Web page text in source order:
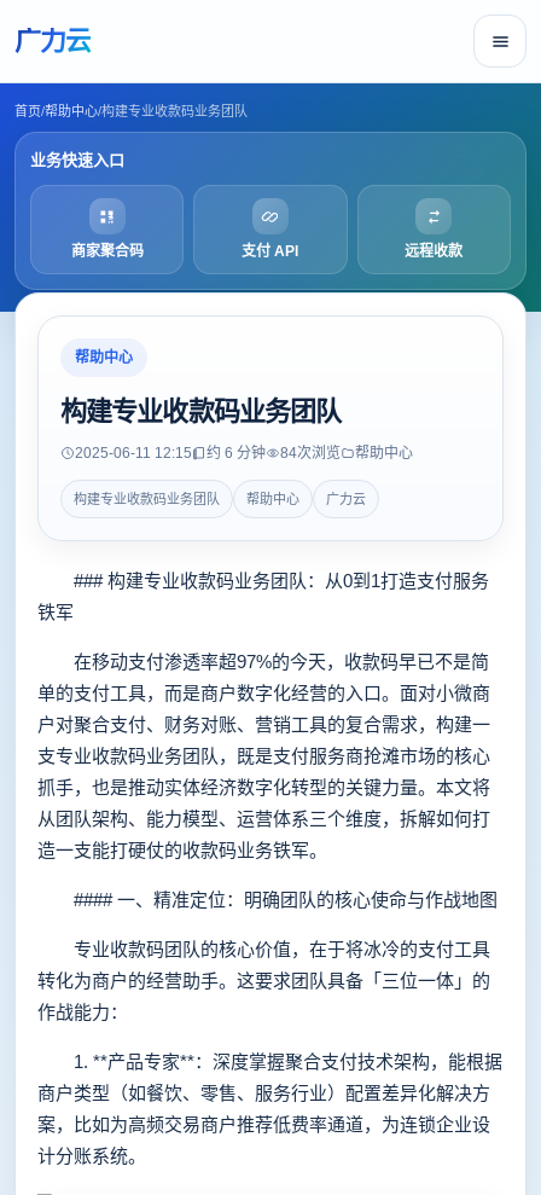
广力云
首页/帮助中心/构建专业收款码业务团队
业务快速入口
商家聚合码 支付 API 远程收款
帮助中心
构建专业收款码业务团队
2025-06-11 12:15 约 6 分钟 84次浏览 帮助中心
构建专业收款码业务团队 帮助中心 广力云
### 构建专业收款码业务团队：从0到1打造支付服务
铁军
在移动支付渗透率超97%的今天，收款码早已不是简
单的支付工具，而是商户数字化经营的入口。面对小微商
户对聚合支付、财务对账、营销工具的复合需求，构建一
支专业收款码业务团队，既是支付服务商抢滩市场的核心
抓手，也是推动实体经济数字化转型的关键力量。本文将
从团队架构、能力模型、运营体系三个维度，拆解如何打
造一支能打硬仗的收款码业务铁军。
#### 一、精准定位：明确团队的核心使命与作战地图
专业收款码团队的核心价值，在于将冰冷的支付工具
转化为商户的经营助手。这要求团队具备「三位一体」的
作战能力：
1. **产品专家**：深度掌握聚合支付技术架构，能根据
商户类型（如餐饮、零售、服务行业）配置差异化解决方
案，比如为高频交易商户推荐低费率通道，为连锁企业设
计分账系统。